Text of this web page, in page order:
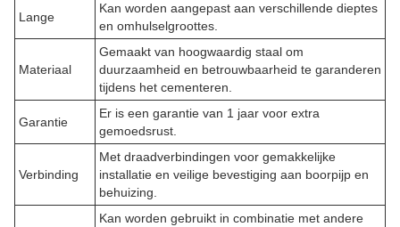
Lange
Kan worden aangepast aan verschillende dieptes
en omhulselgroottes.
Materiaal
Gemaakt van hoogwaardig staal om
duurzaamheid en betrouwbaarheid te garanderen
tijdens het cementeren.
Garantie
Er is een garantie van 1 jaar voor extra
gemoedsrust.
Verbinding
Met draadverbindingen voor gemakkelijke
installatie en veilige bevestiging aan boorpijp en
behuizing.
Kan worden gebruikt in combinatie met andere